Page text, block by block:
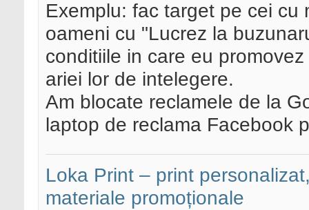
Exemplu: fac target pe cei cu
oameni cu "Lucrez la
conditiile in care eu
ariei lor de intelegere.
Am blocate reclamele de la
laptop de reclama Facebook
Loka Print – print
materiale promoționale